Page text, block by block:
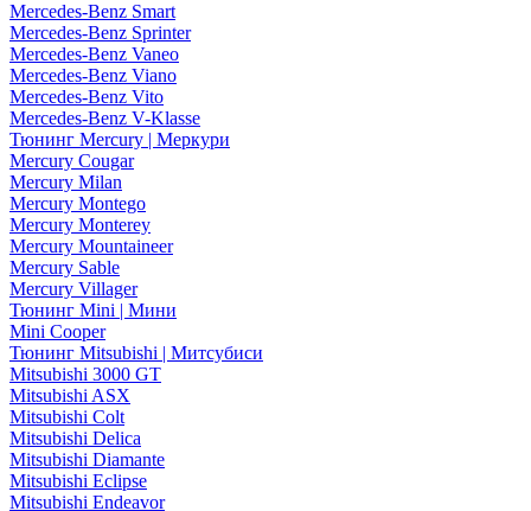
Mercedes-Benz Smart
Mercedes-Benz Sprinter
Mercedes-Benz Vaneo
Mercedes-Benz Viano
Mercedes-Benz Vito
Mercedes-Benz V-Klasse
Тюнинг Mercury | Меркури
Mercury Cougar
Mercury Milan
Mercury Montego
Mercury Monterey
Mercury Mountaineer
Mercury Sable
Mercury Villager
Тюнинг Mini | Мини
Mini Cooper
Тюнинг Mitsubishi | Митсубиси
Mitsubishi 3000 GT
Mitsubishi ASX
Mitsubishi Colt
Mitsubishi Delica
Mitsubishi Diamante
Mitsubishi Eclipse
Mitsubishi Endeavor